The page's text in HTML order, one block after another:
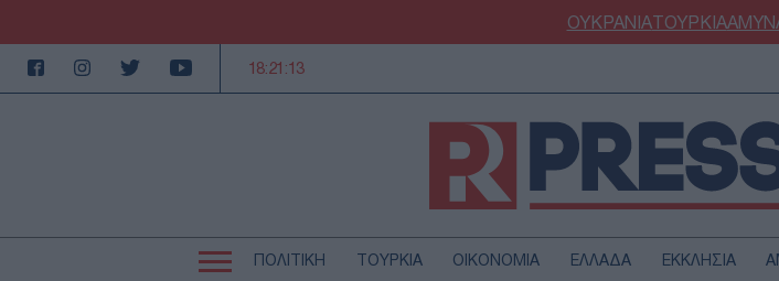
ΟΥΚΡΑΝΙΑΤΟΥΡΚΙΑ
18:21:14
ΠΟΛΙΤΙΚΗ ΤΟΥΡΚΙΑ ΟΙΚΟΝΟΜΙΑ ΕΛΛΑΔΑ ΕΚΚΛΗΣΙΑ